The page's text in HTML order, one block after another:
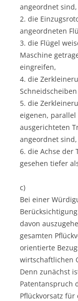
angeordnet sind,
2. die
angeordneten
3. die Flügel
Maschine
eingreifen,
4. die
5. die
eigenen, parallel
ausgerichteten
angeordnet
6. die Achse der
gesehen tiefer
c)
Bei einer
davon
gesamten
orientierte
wirtschaftlichen
Denn zunächst
Patentanspruch
Pflückvorsatz